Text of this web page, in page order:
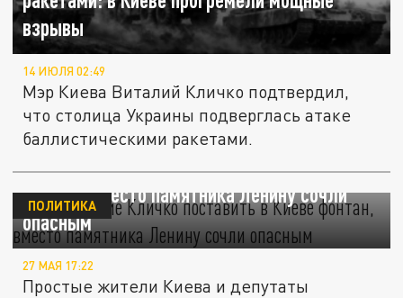
взрывы
14 ИЮЛЯ 02:49
Мэр Киева Виталий Кличко подтвердил,
что столица Украины подверглась атаке
баллистическими ракетами.
Предложение Кличко поставить в Киеве
фонтан, вместо памятника Ленину сочли
опасным
ПОЛИТИКА
27 МАЯ 17:22
Простые жители Киева и депутаты